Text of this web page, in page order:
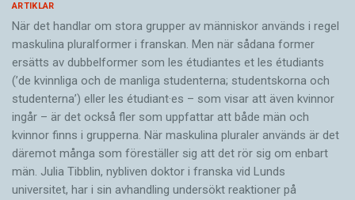
ARTIKLAR
När det handlar om stora grupper av människor används i regel
maskulina pluralformer i franskan. Men när sådana ­former
ersätts av dubbel­former som les étudiantes et les étudiants
(’de kvinnliga och de manliga studenterna; studentskorna och
studenterna’) eller les étudiant·es – som visar att även kvinnor
ingår – är det också fler som uppfattar att både män och
kvinnor finns i grupperna. När maskulina pluraler används är det
där­emot många som föreställer sig att det rör sig om enbart
män. Julia Tibblin, nybliven doktor i franska vid Lunds
universitet, har i sin avhandling undersökt reaktioner på